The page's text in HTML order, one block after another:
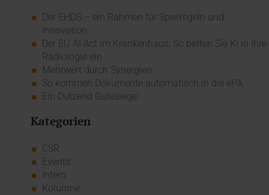
Der EHDS – ein Rahmen für Spielregeln und
Innovation
Der EU AI Act im Krankenhaus: So betten Sie KI in Ihre
Radiologie ein
Mehrwert durch Synergien
So kommen Dokumente automatisch in die ePA
Ein Dutzend Gütesiegel
Kategorien
CSR
Events
Intern
Kolumne